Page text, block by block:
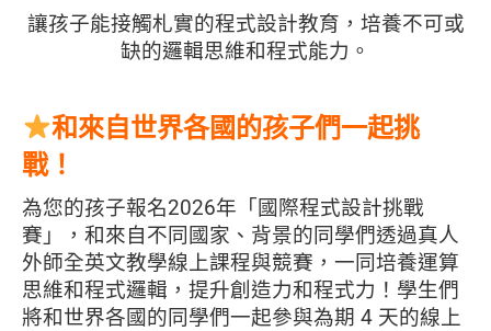
讓孩子能接觸札實的程式設計教育，培養不可或
缺的邏輯思維和程式能力。
和來自世界各國的孩子們一起挑
戰！
為您的孩子報名2026年「國際程式設計挑戰
賽」，和來自不同國家、背景的同學們透過真人
外師全英文教學線上課程與競賽，一同培養運算
思維和程式邏輯，提升創造力和程式力！學生們
將和世界各國的同學們一起參與為期 4 天的線上